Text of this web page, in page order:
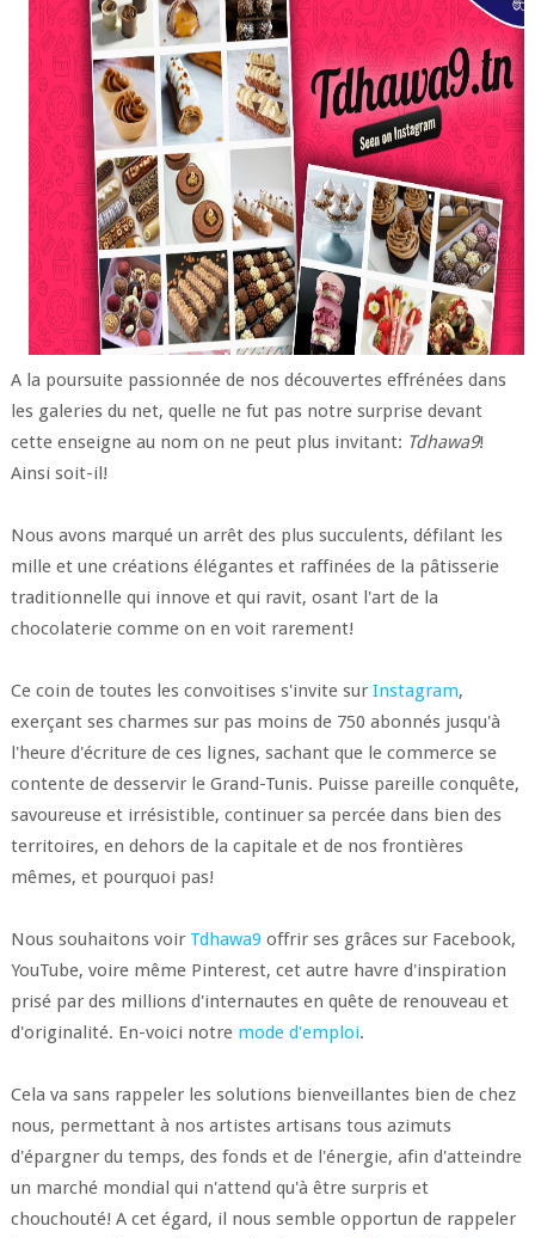
A la poursuite passionnée de nos découvertes effrénées dans
les galeries du net, quelle ne fut pas notre surprise devant
cette enseigne au nom on ne peut plus invitant: Tdhawa9!
Ainsi soit-il!
Nous avons marqué un arrêt des plus succulents, défilant les
mille et une créations élégantes et raffinées de la pâtisserie
traditionnelle qui innove et qui ravit, osant l'art de la
chocolaterie comme on en voit rarement!
Ce coin de toutes les convoitises s'invite sur Instagram,
exerçant ses charmes sur pas moins de 750 abonnés jusqu'à
l'heure d'écriture de ces lignes, sachant que le commerce se
contente de desservir le Grand-Tunis. Puisse pareille conquête,
savoureuse et irrésistible, continuer sa percée dans bien des
territoires, en dehors de la capitale et de nos frontières
mêmes, et pourquoi pas!
Nous souhaitons voir Tdhawa9 offrir ses grâces sur Facebook,
YouTube, voire même Pinterest, cet autre havre d'inspiration
prisé par des millions d'internautes en quête de renouveau et
d'originalité. En-voici notre mode d'emploi.
Cela va sans rappeler les solutions bienveillantes bien de chez
nous, permettant à nos artistes artisans tous azimuts
d'épargner du temps, des fonds et de l'énergie, afin d'atteindre
un marché mondial qui n'attend qu'à être surpris et
chouchouté! A cet égard, il nous semble opportun de rappeler